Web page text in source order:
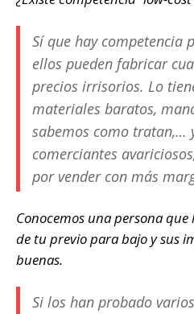
Sí que hay competencia
ellos pueden fabricar
precios irrisorios. Lo
materiales baratos,
sabemos como tratan,…
comerciantes
por vender con más
Conocemos una persona
de tu previo para bajo y sus
buenas.
Si los han probado